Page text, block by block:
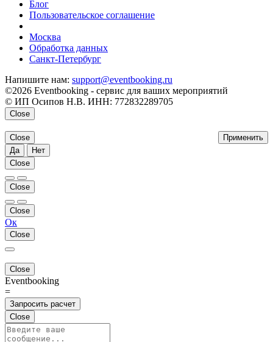
Блог
Пользовательское соглашение
Москва
Обработка данных
Санкт-Петербург
Напишите нам: support@eventbooking.ru
©2026 Eventbooking - сервис для ваших мероприятий
© ИП Осипов Н.В. ИНН: 772832289705
Close
Применить
Close
Да
Нет
Close
Close
Close
Ок
Close
Close
Eventbooking
=
Запросить расчет
Close